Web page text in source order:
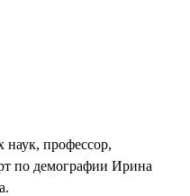
профессор,
по демографии Ирина